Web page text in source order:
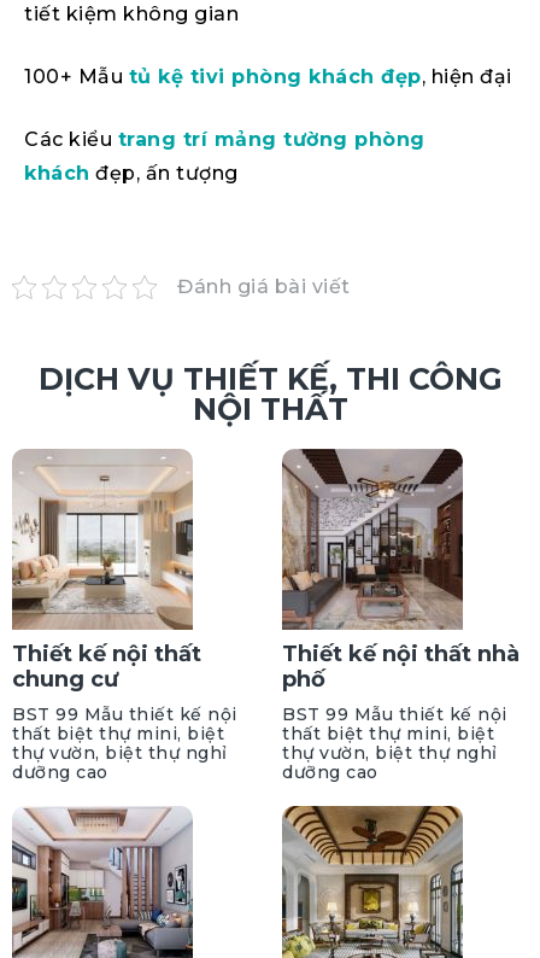
tiết kiệm không gian
100+ Mẫu tủ kệ tivi phòng khách đẹp, hiện đại
Các kiểu trang trí mảng tường phòng
khách đẹp, ấn tượng
Đánh giá bài viết
DỊCH VỤ THIẾT KẾ, THI CÔNG
NỘI THẤT
Thiết kế nội thất
chung cư
BST 99 Mẫu thiết kế nội
thất biệt thự mini, biệt
thự vườn, biệt thự nghỉ
dưỡng cao
Thiết kế nội thất nhà
phố
BST 99 Mẫu thiết kế nội
thất biệt thự mini, biệt
thự vườn, biệt thự nghỉ
dưỡng cao